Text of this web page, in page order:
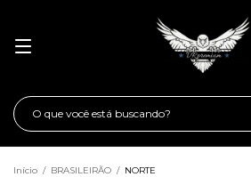
Início / BRASILEIRÃO / NORTE